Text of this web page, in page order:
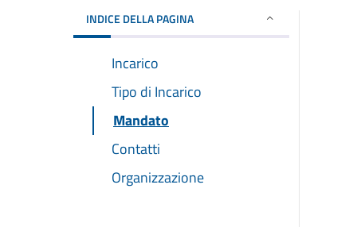
INDICE DELLA PAGINA
Incarico
Tipo di Incarico
Mandato
Contatti
Organizzazione